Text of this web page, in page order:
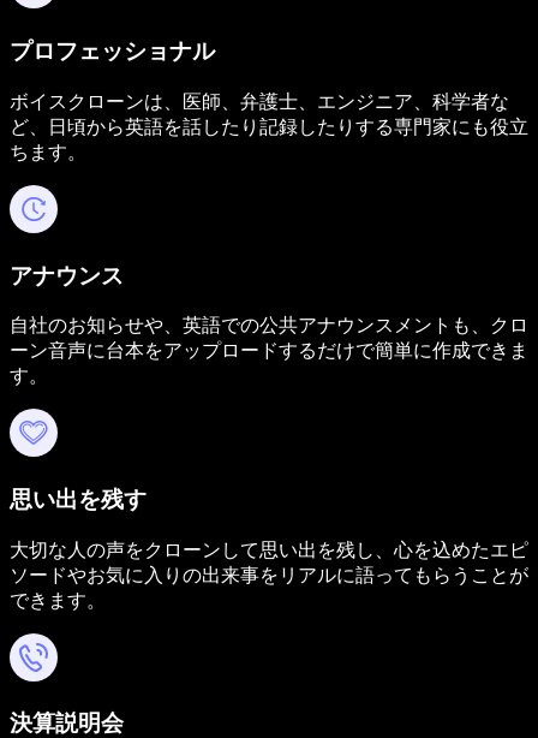
プロフェッショナル
ボイスクローンは、医師、弁護士、エンジニア、科学者な
ど、日頃から英語を話したり記録したりする専門家にも役立
ちます。
アナウンス
自社のお知らせや、英語での公共アナウンスメントも、クロ
ーン音声に台本をアップロードするだけで簡単に作成できま
す。
思い出を残す
大切な人の声をクローンして思い出を残し、心を込めたエピ
ソードやお気に入りの出来事をリアルに語ってもらうことが
できます。
決算説明会